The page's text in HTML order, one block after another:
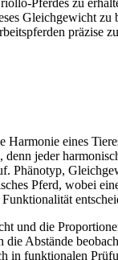
Gleichgewicht zu
präzise
Harmonie eines
denn jeder
Phänotyp,
Pferd, wobei
und die
die Abstände
in funktionalen